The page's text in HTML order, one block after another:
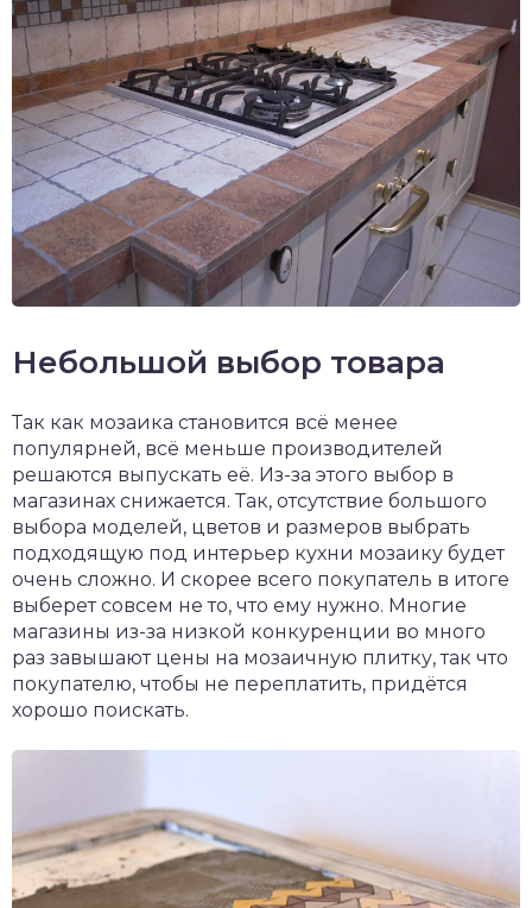
Небольшой выбор товара
Так как мозаика становится всё менее
популярней, всё меньше производителей
решаются выпускать её. Из-за этого выбор в
магазинах снижается. Так, отсутствие большого
выбора моделей, цветов и размеров выбрать
подходящую под интерьер кухни мозаику будет
очень сложно. И скорее всего покупатель в итоге
выберет совсем не то, что ему нужно. Многие
магазины из-за низкой конкуренции во много
раз завышают цены на мозаичную плитку, так что
покупателю, чтобы не переплатить, придётся
хорошо поискать.